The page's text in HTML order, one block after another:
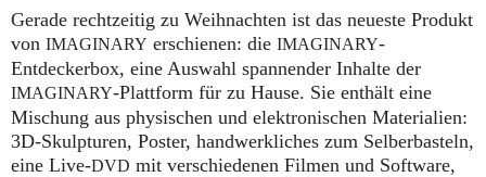
Gerade rechtzeitig zu Weihnachten ist das neueste Produkt
von IMAGINARY erschienen: die IMAGINARY-
Entdeckerbox, eine Auswahl spannender Inhalte der
IMAGINARY-Plattform für zu Hause. Sie enthält eine
Mischung aus physischen und elektronischen Materialien:
3D-Skulpturen, Poster, handwerkliches zum Selberbasteln,
eine Live-DVD mit verschiedenen Filmen und Software,